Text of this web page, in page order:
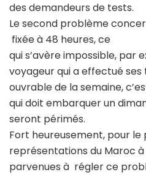
des demandeurs de tests.
Le second problème
fixée à 48 heures, ce
qui s’avère impossible, par
voyageur qui a effectué
ouvrable de la semaine,
qui doit embarquer un
seront périmés.
Fort heureusement, pour
représentations du Maroc
parvenues à régler ce